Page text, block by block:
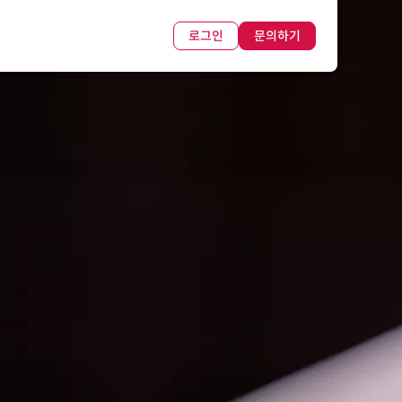
로그인 문의하기